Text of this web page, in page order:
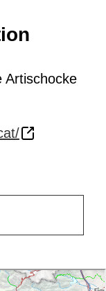
Artischocke